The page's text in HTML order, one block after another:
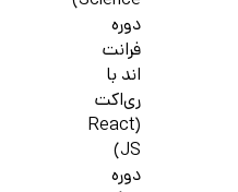
دوره
فرانت
اند با
ری‌اکت
(React
JS)
دوره